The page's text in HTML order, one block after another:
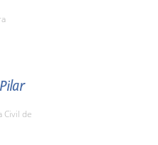
Civil de